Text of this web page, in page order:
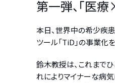
第一弾、「医
本日、世界中の希少疾
ツール「TiD」の事業
鈴木教授は、これまで
れによりマイナーな病